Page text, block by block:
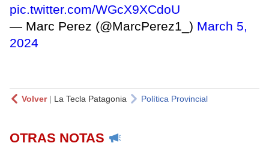
pic.twitter.com/WGcX9XCdoU
— Marc Perez (@MarcPerez1_) March 5,
2024
Volver| La Tecla Patagonia Política Provincial
OTRAS NOTAS